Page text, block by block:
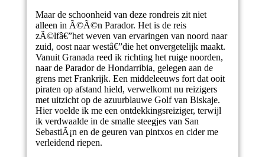
Maar de schoonheid van deze rondreis zit niet
alleen in Ã©Ã©n Parador. Het is de reis
zÃ©lfâ€”het weven van ervaringen van noord naar
zuid, oost naar westâ€”die het onvergetelijk maakt.
Vanuit Granada reed ik richting het ruige noorden,
naar de Parador de Hondarribia, gelegen aan de
grens met Frankrijk. Een middeleeuws fort dat ooit
piraten op afstand hield, verwelkomt nu reizigers
met uitzicht op de azuurblauwe Golf van Biskaje.
Hier voelde ik me een ontdekkingsreiziger, terwijl
ik verdwaalde in de smalle steegjes van San
SebastiÃ¡n en de geuren van pintxos en cider me
verleidend riepen.